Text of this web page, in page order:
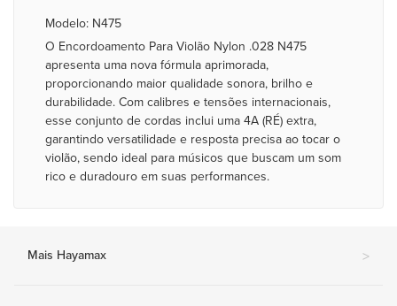
Modelo: N475
O Encordoamento Para Violão Nylon .028 N475
apresenta uma nova fórmula aprimorada,
proporcionando maior qualidade sonora, brilho e
durabilidade. Com calibres e tensões internacionais,
esse conjunto de cordas inclui uma 4A (RÉ) extra,
garantindo versatilidade e resposta precisa ao tocar o
violão, sendo ideal para músicos que buscam um som
rico e duradouro em suas performances.
Mais Hayamax >